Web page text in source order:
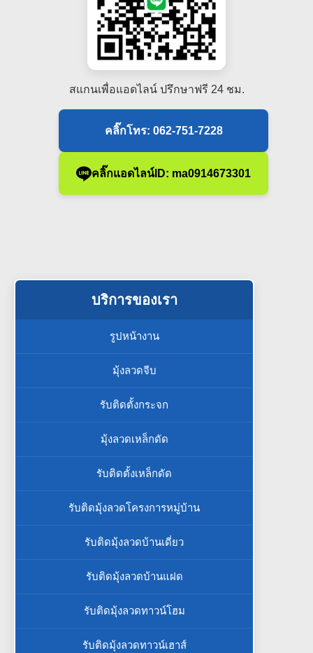
สแกนเพื่อแอดไลน์ ปรึกษาฟรี 24 ชม.
คลิ๊กโทร: 062-751-7228
คลิ๊กแอดไลน์ID: ma0914673301
บริการของเรา
รูปหน้างาน
มุ้งลวดจีบ
รับติดตั้งกระจก
มุ้งลวดเหล็กดัด
รับติดตั้งเหล็กดัด
รับติดมุ้งลวดโครงการหมู่บ้าน
รับติดมุ้งลวดบ้านเดี่ยว
รับติดมุ้งลวดบ้านแฝด
รับติดมุ้งลวดทาวน์โฮม
รับติดมุ้งลวดทาวน์เฮาส์